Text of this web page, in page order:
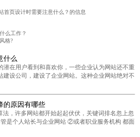
首页设计时需要注意什么？的信息
么工作？
格?
什么
在用户看到和喜欢你，一些企业认为网站还不重
建设公司，建设了企业网站。这种企业网站绝对不
的原因有哪些
，许多网站都开始起起伏伏，关键词排名忽上忽
是个人站长与企业网站 ②或者职业服务机构 都面